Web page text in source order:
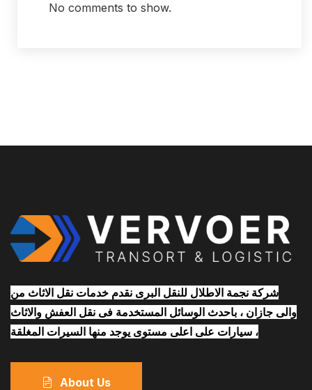
No comments to show.
شركة نجمة الاطلال للنقل البرى نقدم خدمات نقل الاثاث من
والى جازان ، باحدث الوسائل المستخدمة فى نقل العفش والاثاث
، سيارات على اعلى مستوى يوجد منها السيرات المغلقة
About Us